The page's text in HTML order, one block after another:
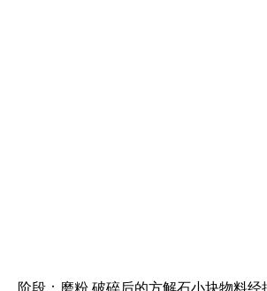
阶段：磨粉 破碎后的方解石小块物料经